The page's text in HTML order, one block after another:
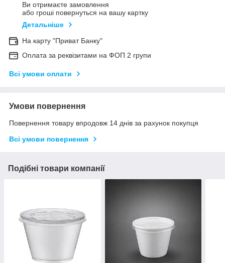
Ви отримаєте замовлення
або гроші повернуться на вашу картку
Детальніше
На карту "Приват Банку"
Оплата за реквізитами на ФОП 2 групи
Всі умови оплати
Умови повернення
Повернення товару впродовж 14 днів за рахунок покупця
Всі умови повернення
Подібні товари компанії